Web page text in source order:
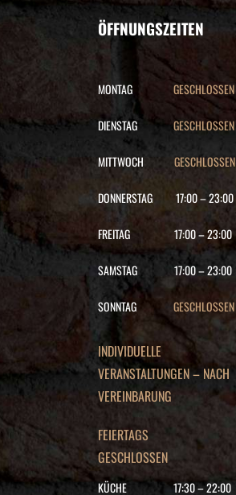
ÖFFNUNGSZEITEN
MONTAG GESCHLOSSEN
DIENSTAG GESCHLOSSEN
MITTWOCH GESCHLOSSEN
DONNERSTAG 17:00–23:00
FREITAG 17:00–23:00
SAMSTAG 17:00–23:00
SONNTAG GESCHLOSSEN
INDIVIDUELLE
VERANSTALTUNGEN – NACH
VEREINBARUNG
FEIERTAGS
GESCHLOSSEN
KÜCHE 17:30–22:00